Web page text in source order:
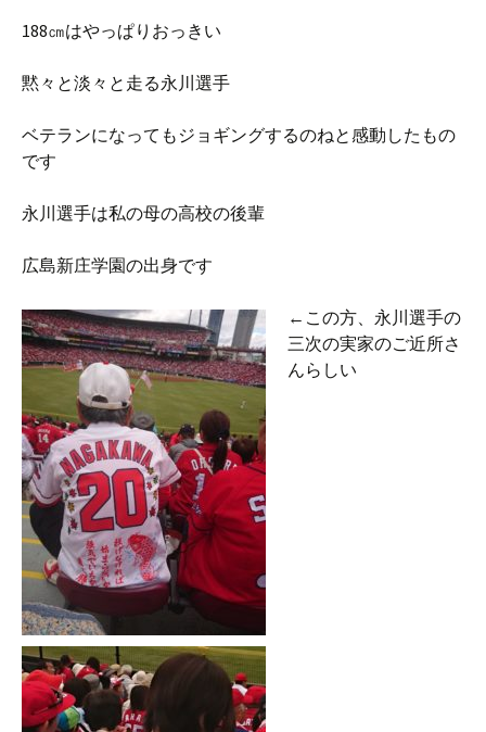
188㎝はやっぱりおっきい
黙々と淡々と走る永川選手
ベテランになってもジョギングするのねと感動したもの
です
永川選手は私の母の高校の後輩
広島新庄学園の出身です
←この方、永川選手の
三次の実家のご近所さ
んらしい